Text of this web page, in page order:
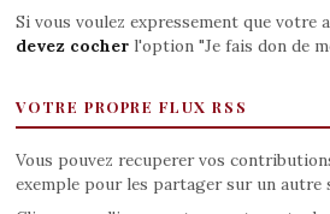
Si vous voulez expressement que votre
devez cocherl'option "Je fais don de
VOTRE PROPRE FLUX RSS
Vous pouvez recuperer vos
exemple pour les partager sur un autre